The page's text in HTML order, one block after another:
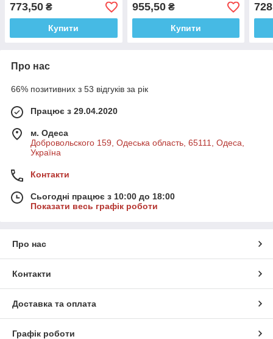
773,50 ₴
Купити
955,50₴
Купити
728
Про нас
66% позитивних з 53 відгуків за рік
Працює з 29.04.2020
м. Одеса
Добровольского 159, Одеська область, 65111, Одеса,
Україна
Контакти
Сьогодні працює з 10:00 до 18:00
Показати весь графік роботи
Про нас
Контакти
Доставка та оплата
Графік роботи